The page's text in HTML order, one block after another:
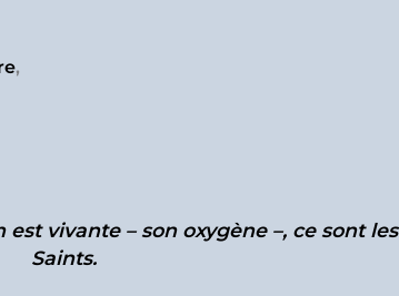
,
est vivante – son oxygène –, ce sont les
Saints.